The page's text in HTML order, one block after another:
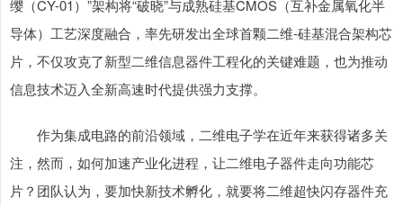
缨（CY-01）”架构将“破晓”与成熟硅基CMOS（互补金属氧化半
导体）工艺深度融合，率先研发出全球首颗二维-硅基混合架构芯
片，不仅攻克了新型二维信息器件工程化的关键难题，也为推动
信息技术迈入全新高速时代提供强力支撑。
作为集成电路的前沿领域，二维电子学在近年来获得诸多关
注，然而，如何加速产业化进程，让二维电子器件走向功能芯
片？团队认为，要加快新技术孵化，就要将二维超快闪存器件充